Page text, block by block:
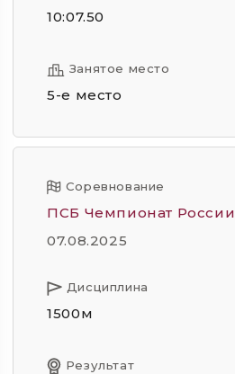
10:07.50
Занятое место
5-е место
Соревнование
ПСБ Чемпионат России
07.08.2025
Дисциплина
1500м
Результат